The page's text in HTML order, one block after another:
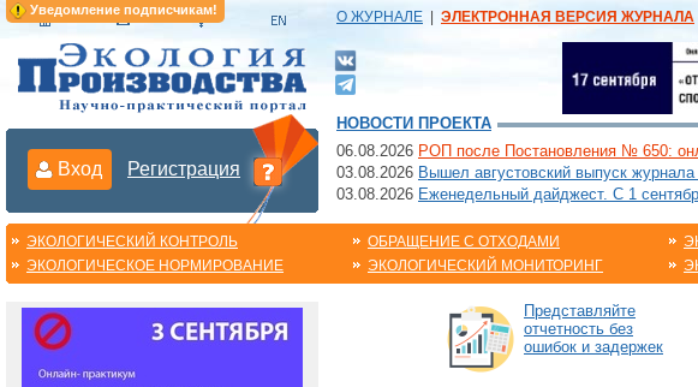
Уведомление подписчикам! О ЖУРНАЛЕ ЭЛЕКТРОННАЯ ВЕРСИЯ ЖУРНАЛА
Вход Регистрация
НОВОСТИ ПРОЕКТА
06.08.2026 РОП после Постановления № 650:
03.08.2026 Вышел августовский выпуск
03.08.2026 Еженедельный дайджест. С 1
ЭКОЛОГИЧЕСКИЙ КОНТРОЛЬ
ЭКОЛОГИЧЕСКОЕ НОРМИРОВАНИЕ
ОБРАЩЕНИЕ С ОТХОДАМИ
ЭКОЛОГИЧЕСКИЙ МОНИТОРИНГ
Представляйте
отчетность без
ошибок и задержек